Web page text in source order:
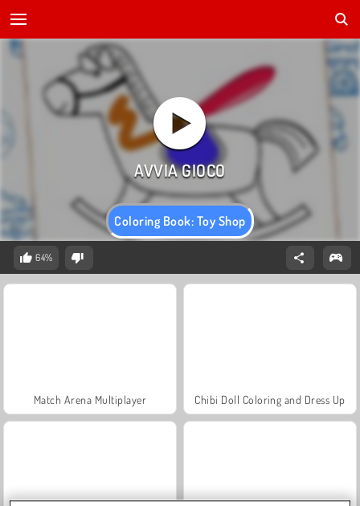
Coloring Book: Toy Shop
64%
Match Arena Multiplayer Chibi Doll Coloring and Dress Up